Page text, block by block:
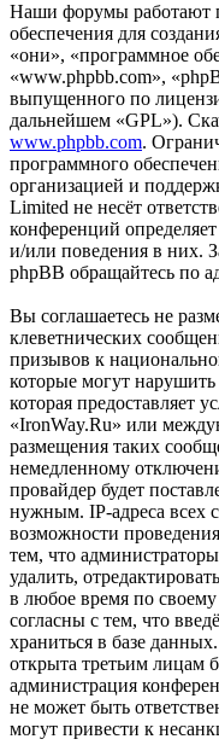
Наши форумы работают
обеспечения для
«они», «программное
«www.phpbb.com»,
выпущенного по
дальнейшем «GPL»).
www.phpbb.com.
программного
организацией и
Limited не несёт
конференций
и/или поведения в них.
phpBB обращайтесь по
Вы соглашаетесь не
клеветнических
призывов к
которые могут
которая предоставляет
«IronWay.Ru» или
размещения таких
немедленному
провайдер будет
нужным. IP-адреса всех
возможности
тем, что
удалить,
в любое время по
согласны с тем, что
храниться в базе
открыта третьим лицам
администрация
не может быть
могут привести к